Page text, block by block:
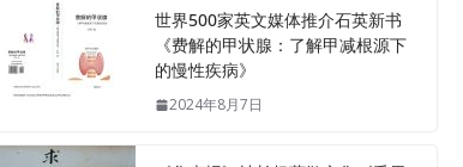
世界500家英文媒体推介石英新书
《费解的甲状腺：了解甲减根源下
的慢性疾病》
2024年8月7日